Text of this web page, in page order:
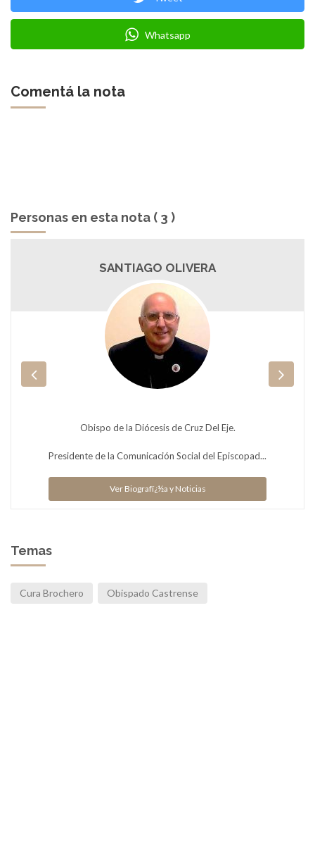
Whatsapp
Comentá la nota
Personas en esta nota ( 3 )
SANTIAGO OLIVERA
Obispo de la Diócesis de Cruz Del Eje.
Presidente de la Comunicación Social del Episcopad...
Ver Biografï¿½a y Noticias
Temas
Cura Brochero Obispado Castrense